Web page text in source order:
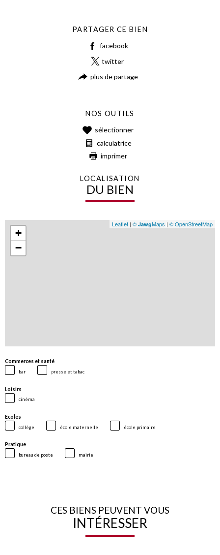
PARTAGER CE BIEN
facebook
twitter
plus de partage
NOS OUTILS
sélectionner
calculatrice
imprimer
LOCALISATION
DU BIEN
+
−
Leaflet | © JawgMaps | © OpenStreetMap
Commerces et santé
bar presse et tabac
Loisirs
cinéma
Ecoles
collège école maternelle école primaire
Pratique
bureau de poste mairie
CES BIENS PEUVENT VOUS
INTÉRESSER